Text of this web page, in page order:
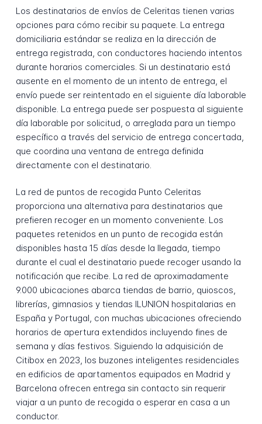
Los destinatarios de envíos de Celeritas tienen varias
opciones para cómo recibir su paquete. La entrega
domiciliaria estándar se realiza en la dirección de
entrega registrada, con conductores haciendo intentos
durante horarios comerciales. Si un destinatario está
ausente en el momento de un intento de entrega, el
envío puede ser reintentado en el siguiente día laborable
disponible. La entrega puede ser pospuesta al siguiente
día laborable por solicitud, o arreglada para un tiempo
específico a través del servicio de entrega concertada,
que coordina una ventana de entrega definida
directamente con el destinatario.
La red de puntos de recogida Punto Celeritas
proporciona una alternativa para destinatarios que
prefieren recoger en un momento conveniente. Los
paquetes retenidos en un punto de recogida están
disponibles hasta 15 días desde la llegada, tiempo
durante el cual el destinatario puede recoger usando la
notificación que recibe. La red de aproximadamente
9.000 ubicaciones abarca tiendas de barrio, quioscos,
librerías, gimnasios y tiendas ILUNION hospitalarias en
España y Portugal, con muchas ubicaciones ofreciendo
horarios de apertura extendidos incluyendo fines de
semana y días festivos. Siguiendo la adquisición de
Citibox en 2023, los buzones inteligentes residenciales
en edificios de apartamentos equipados en Madrid y
Barcelona ofrecen entrega sin contacto sin requerir
viajar a un punto de recogida o esperar en casa a un
conductor.